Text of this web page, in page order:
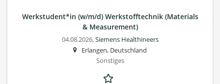
Werkstudent*in (w/m/d) Werkstofftechnik (Materials
& Measurement)
04.08.2026,Siemens Healthineers
Erlangen, Deutschland
Sonstiges